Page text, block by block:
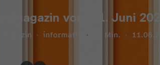
vom 11. Juni
Magazin informativ 52 Min.